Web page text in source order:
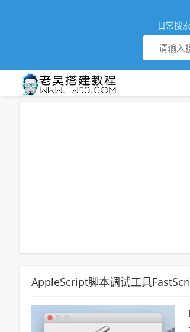
日常搜索
AppleScript脚本调试工具